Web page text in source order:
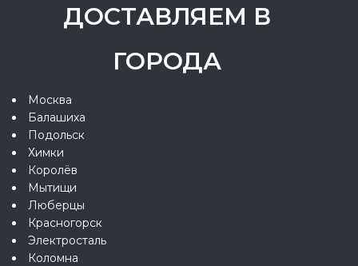
ДОСТАВЛЯЕМ В
ГОРОДА
Москва
Балашиха
Подольск
Химки
Королёв
Мытищи
Люберцы
Красногорск
Электросталь
Коломна